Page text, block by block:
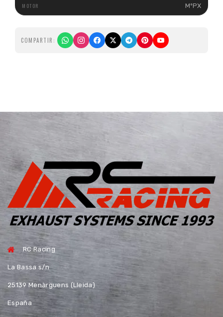
MºPX
COMPARTIR:
RC Racing
La Bassa s/n
25139 Menàrguens (Lleida)
España